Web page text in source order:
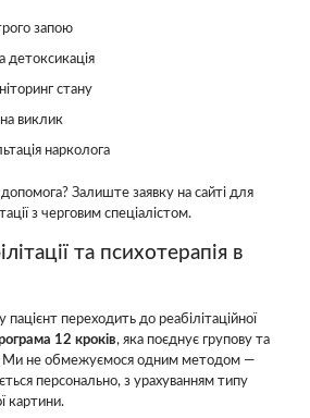
запою
детоксикація
стану
виклик
нарколога
допомога? Залиште заявку на сайті для
з черговим спеціалістом.
та психотерапія в
пацієнт переходить до реабілітаційної
12 кроків, яка поєднує групову та
Ми не обмежуємося одним методом —
персонально, з урахуванням типу
картини.